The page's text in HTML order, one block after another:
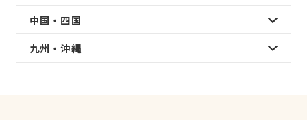
中国・四国
九州・沖縄